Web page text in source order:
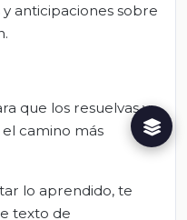
anticipaciones sobre
que los resuelvas y
camino más
lo aprendido, te
texto de